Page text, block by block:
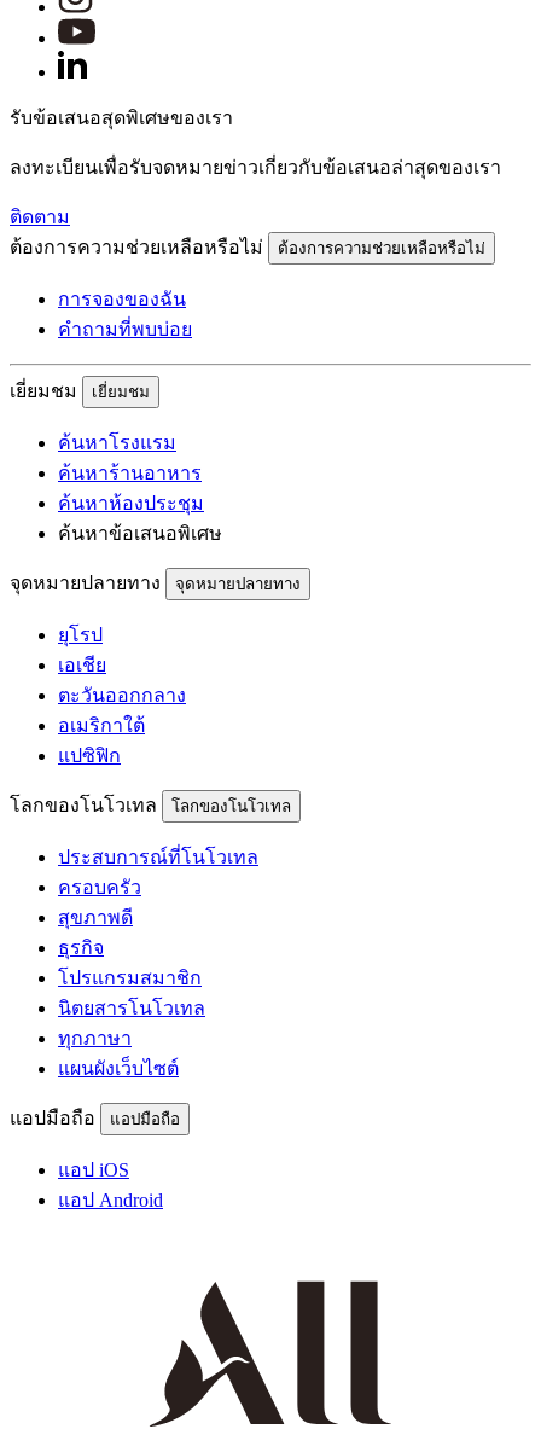
รับข้อเสนอสุดพิเศษของเรา
ลงทะเบียนเพื่อรับจดหมายข่าวเกี่ยวกับข้อเสนอล่าสุดของเรา
ติดตาม
ต้องการความช่วยเหลือหรือไม่
ต้องการความช่วยเหลือหรือไม่
การจองของฉัน
คำถามที่พบบ่อย
เยี่ยมชม เยี่ยมชม
ค้นหาโรงแรม
ค้นหาร้านอาหาร
ค้นหาห้องประชุม
ค้นหาข้อเสนอพิเศษ
จุดหมายปลายทาง จุดหมายปลายทาง
ยุโรป
เอเชีย
ตะวันออกกลาง
อเมริกาใต้
แปซิฟิก
โลกของโนโวเทล โลกของโนโวเทล
ประสบการณ์ที่โนโวเทล
ครอบครัว
สุขภาพดี
ธุรกิจ
โปรแกรมสมาชิก
นิตยสารโนโวเทล
ทุกภาษา
แผนผังเว็บไซต์
แอปมือถือ แอปมือถือ
แอป iOS
แอป Android